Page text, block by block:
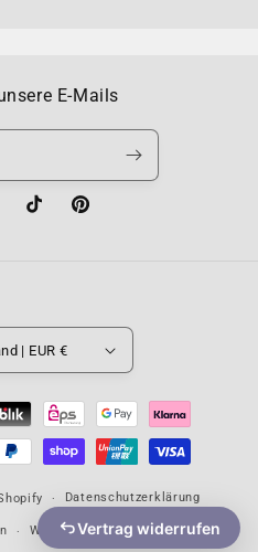
E-Mails
TikTok Pinterest
Deutschland | EUR €
Datenschutzerklärung
Widerrufsrecht AGB
Vertrag widerrufen